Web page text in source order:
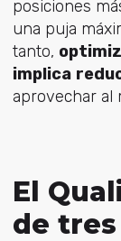
posiciones
una puja
tanto,
implica
aprovechar al
El
de